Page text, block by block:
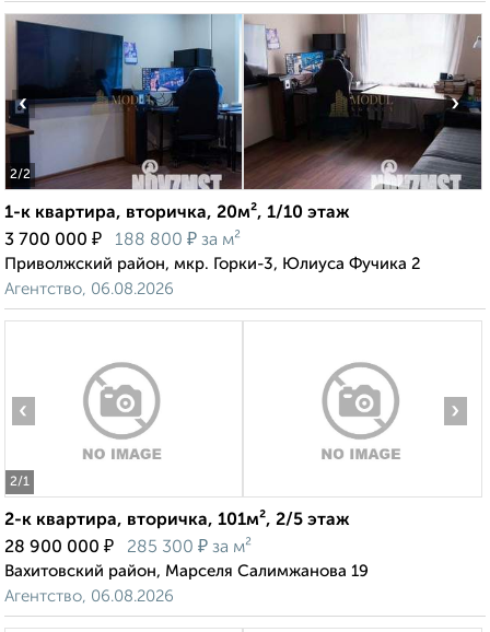
2/2
‹ ›
1-к квартира, вторичка, 20м², 1/10 этаж
3 700 000 ₽ 188 800 ₽ за м²
Приволжский район, мкр. Горки-3, Юлиуса Фучика 2
Агентство, 06.08.2026
2/1
‹ ›
2-к квартира, вторичка, 101м², 2/5 этаж
28 900 000 ₽ 285 300 ₽ за м²
Вахитовский район, Марселя Салимжанова 19
Агентство, 06.08.2026